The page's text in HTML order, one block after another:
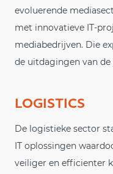
evoluerende
met innovatieve IT-
mediabedrijven. Die
de uitdagingen van
LOGISTICS
De logistieke sector
IT oplossingen
veiliger en efficienter